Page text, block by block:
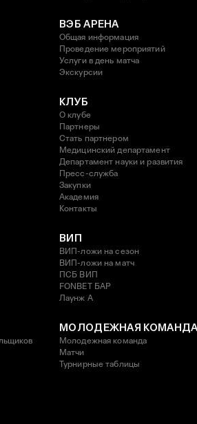
ВЭБ АРЕНА
Общая информация
Проведение мероприятий
Услуги в день матча
Экскурсии
КЛУБ
О клубе
Партнеры
Стать партнером
Медицинский департамент
Департамент науки и развития
Пресс-служба
Закупки
Академия
Контакты
ВИП
ВИП-ложи на сезон
ВИП-ложи на матч
ПСБ ВИП
FONBET БАР
Лаунж A
МОЛОДЕЖНАЯ
Молодежная команда
Матчи
Турнирные таблицы